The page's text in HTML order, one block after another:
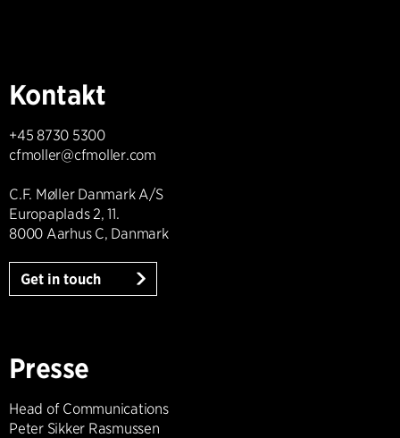
Kontakt
+45 8730 5300
cfmoller@cfmoller.com
C.F. Møller Danmark A/S
Europaplads 2, 11.
8000 Aarhus C, Danmark
Get in touch
Presse
Head of Communications
Peter Sikker Rasmussen